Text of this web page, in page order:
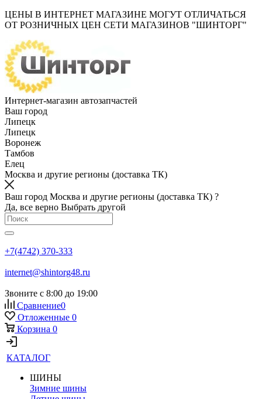
ЦЕНЫ В ИНТЕРНЕТ МАГАЗИНЕ МОГУТ ОТЛИЧАТЬСЯ
ОТ РОЗНИЧНЫХ ЦЕН СЕТИ МАГАЗИНОВ "ШИНТОРГ"
Интернет-магазин автозапчастей
Ваш город
Липецк
Липецк
Воронеж
Тамбов
Елец
Москва и другие регионы (доставка ТК)
Ваш город Москва и другие регионы (доставка ТК) ?
Да, все верно Выбрать другой
+7(4742) 370-333
internet@shintorg48.ru
Звоните с 8:00 до 19:00
Сравнение0
Отложенные 0
Корзина 0
КАТАЛОГ
ШИНЫ
Зимние шины